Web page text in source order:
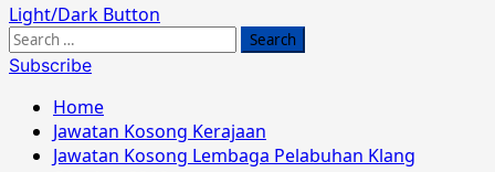
Primary
Menu
Light/Dark Button
Search
for:
Subscribe
Home
Jawatan Kosong Kerajaan
Jawatan Kosong Lembaga Pelabuhan Klang